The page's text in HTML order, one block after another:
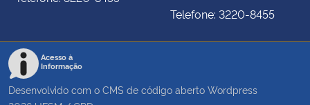
Telefone: 3220-8455
Acesso à
Informação
Desenvolvido com o CMS de código aberto Wordpress